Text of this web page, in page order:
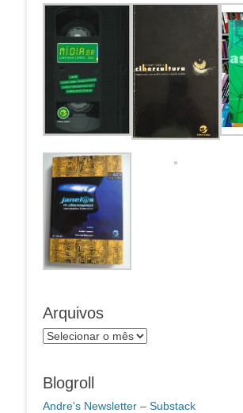
Arquivos
Arquivos
Blogroll
Andre's Newsletter – Substack